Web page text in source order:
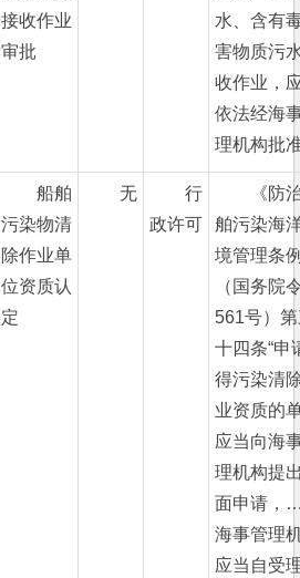
接收作业
审批
水、含有
害物质污
收作业，
依法经海
理机构批
船舶
污染物清
除作业单
位资质认
定
无
行
政许可
《防
舶污染海
境管理条
（国务院
561号）
十四条“申
得污染清
业资质的
应当向海
理机构提
面申请
海事管理
应当自受